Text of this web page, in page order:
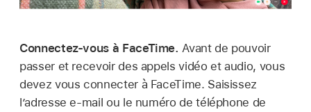
Connectez-vous à FaceTime. Avant de pouvoir
passer et recevoir des appels vidéo et audio, vous
devez vous connecter à FaceTime. Saisissez
l’adresse e-mail ou le numéro de téléphone de